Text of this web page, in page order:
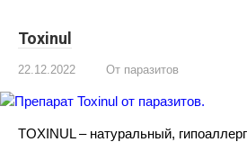
Toxinul
22.12.2022 От паразитов
TOXINUL – натуральный,